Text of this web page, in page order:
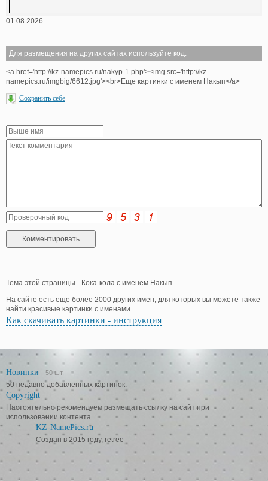
01.08.2026
Для размещения на других сайтах используйте код:
<a href='http://kz-namepics.ru/nakyp-1.php'><img src='http://kz-
namepics.ru/imgbig/6612.jpg'><br>Еще картинки с именем Накып</a>
Сохранить себе
Тема этой страницы - Кока-кола с именем Накып .
На сайте есть еще более 2000 других имен, для которых вы можете также
найти красивые картинки с именами.
Как скачивать картинки - инструкция
Новинки 50 шт.
50 недавно добавленных картинок.
Copyright
Настоятельно рекомендуем размещать ссылку на сайт при
использовании контента.
KZ-NamePics.ru
Создан в 2015 году, retree